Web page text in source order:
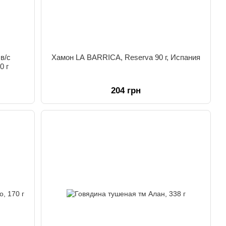
с
г
Хамон LA BARRICA, Reserva 90 г, Испания
204 грн